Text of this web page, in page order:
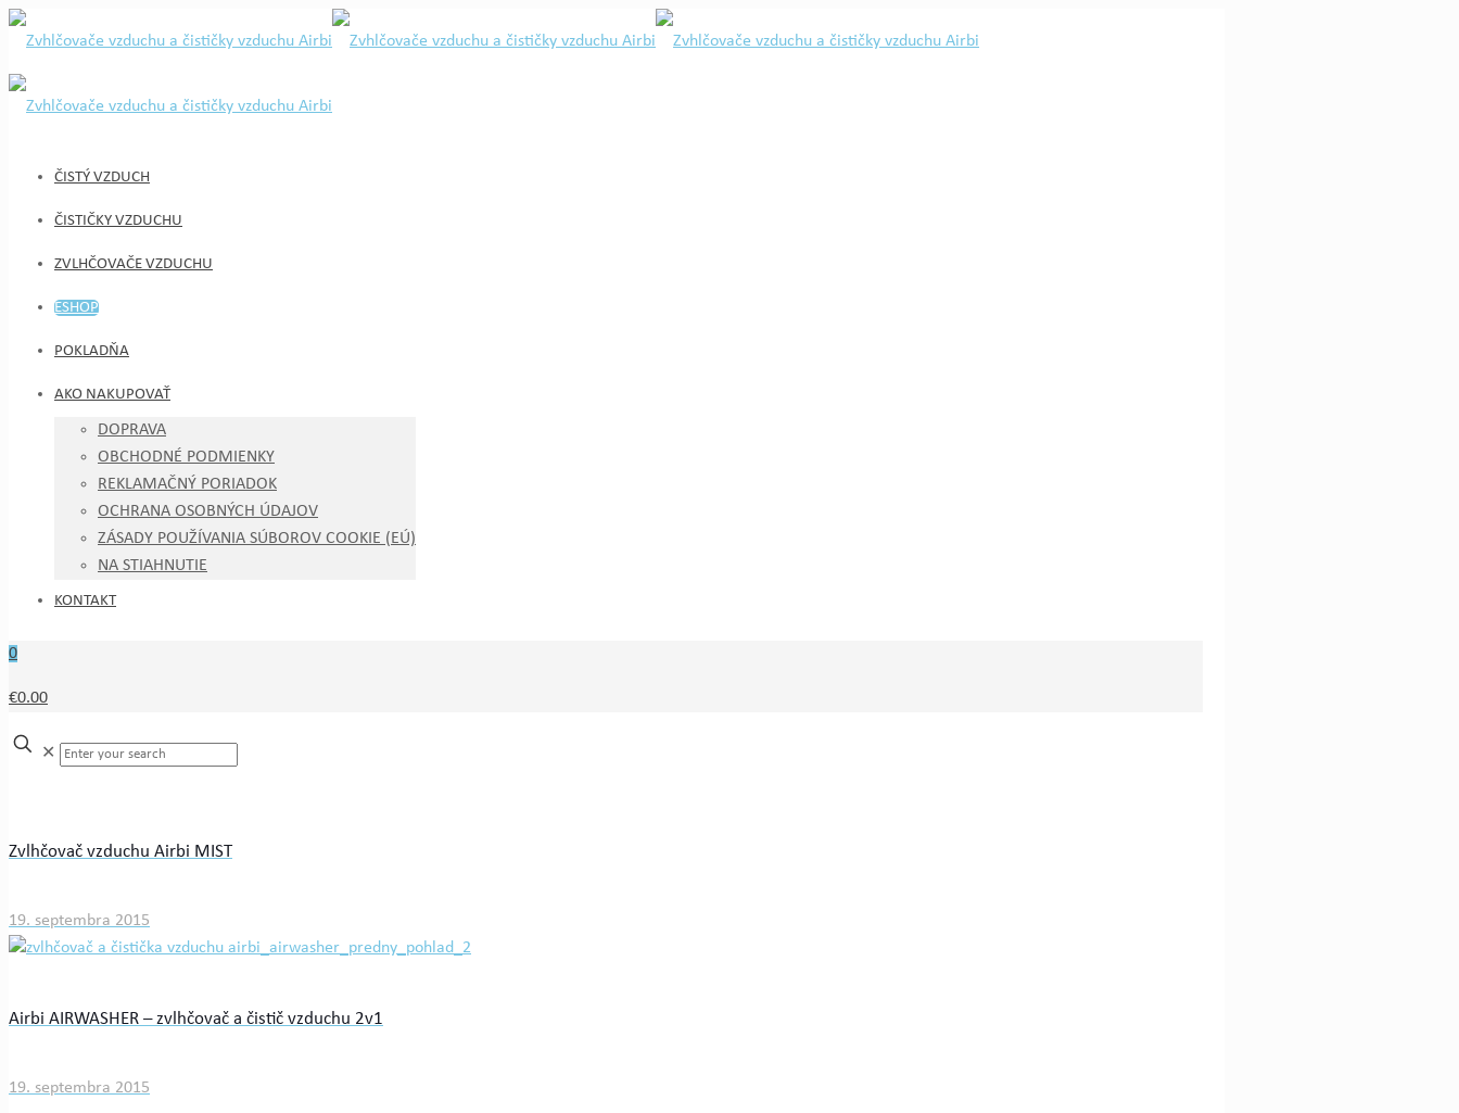
ČISTÝ VZDUCH
ČISTIČKY VZDUCHU
ZVLHČOVAČE VZDUCHU
ESHOP
POKLADŇA
AKO NAKUPOVAŤ
DOPRAVA
OBCHODNÉ PODMIENKY
REKLAMAČNÝ PORIADOK
OCHRANA OSOBNÝCH ÚDAJOV
ZÁSADY POUŽÍVANIA SÚBOROV COOKIE (EÚ)
NA STIAHNUTIE
KONTAKT
0
€0.00
✕
Zvlhčovač vzduchu Airbi MIST
19. septembra 2015
Airbi AIRWASHER – zvlhčovač a čistič vzduchu 2v1
19. septembra 2015